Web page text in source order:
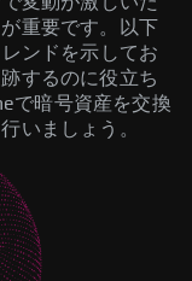
重要です。以下
ンドを示してお
するのに役立ち
で暗号資産を交換
いましょう。